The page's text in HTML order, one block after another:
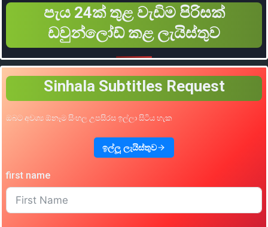
පැය 24ක් තුළ වැඩිම පිරිසක්
ඩවුන්ලෝඩ් කළ ලැයිස්තුව
Sinhala Subtitles Request
ඔබට අවශ්‍ය ඕනෑම සිංහල උපසිරස ඉල්ලා සිටිය හැක
ඉල්ලූ ලැයිස්තුව
first name